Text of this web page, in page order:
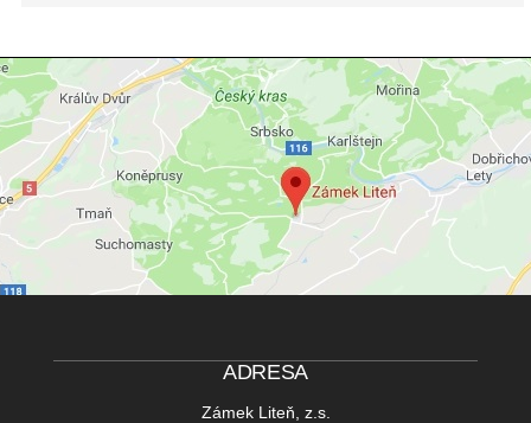
ADRESA
Zámek Liteň, z.s.